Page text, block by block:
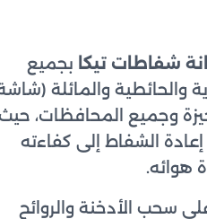
شفاطات تيكا بجميع
والحائطية والمائلة
وجميع المحافظات،
الشفاط إلى كفاءته
هوائه.
سحب الأدخنة والروائح